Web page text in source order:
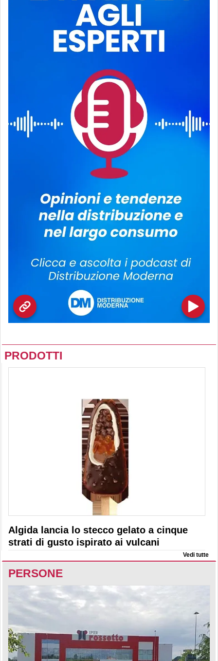
PRODOTTI
Algida lancia lo stecco gelato a cinque
strati di gusto ispirato ai vulcani
Vedi tutte
PERSONE